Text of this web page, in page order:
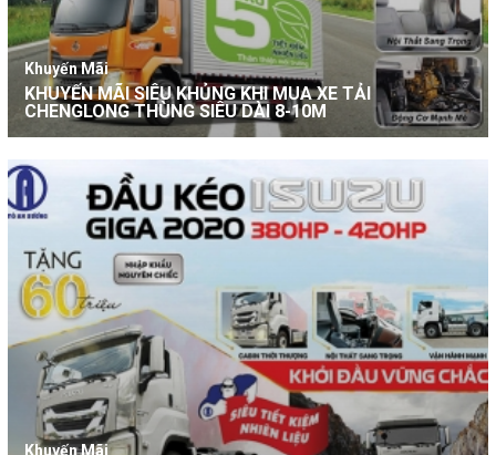
Khuyến Mãi
KHUYẾN MÃI SIÊU KHỦNG KHI MUA XE TẢI
CHENGLONG THÙNG SIÊU DÀI 8-10M
Khuyến Mãi